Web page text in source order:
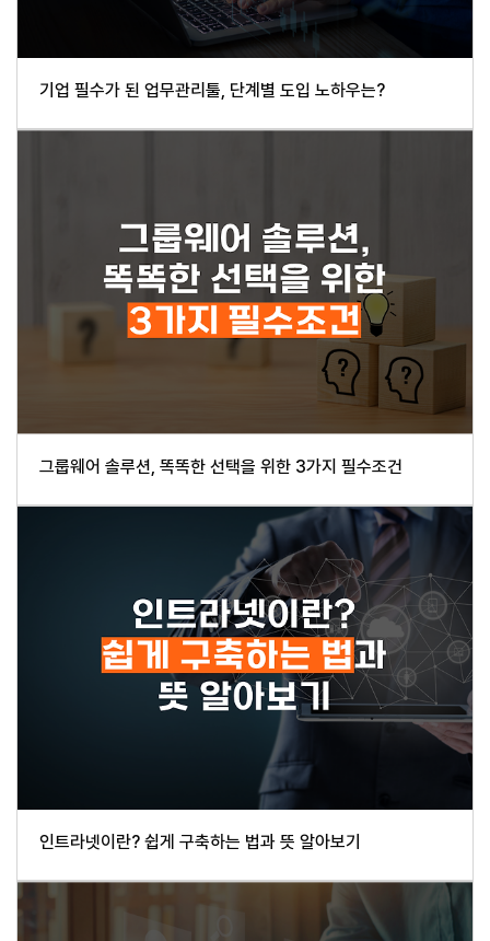
기업 필수가 된 업무관리툴, 단계별 도입 노하우는?
그룹웨어 솔루션, 똑똑한 선택을 위한 3가지 필수조건
인트라넷이란? 쉽게 구축하는 법과 뜻 알아보기